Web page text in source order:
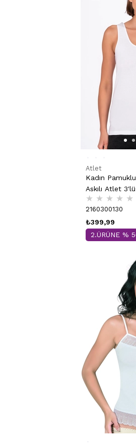
Atlet
Kadın
Askılı Atlet
K0111
★ ★ ★ ★ ★
2160300130
₺399,99
2.ÜRÜNE %